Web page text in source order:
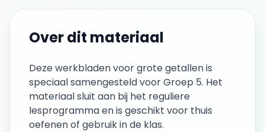
Over dit materiaal
Dezewerkbladenvoorgrote getallenis
speciaal samengesteld voorGroep 5. Het
materiaal sluit aan bij het reguliere
lesprogramma en is geschikt voor thuis
oefenen of gebruik in de klas.